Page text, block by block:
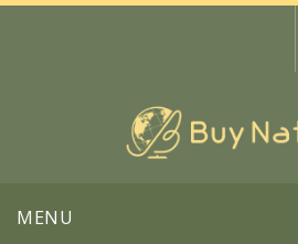
MENU